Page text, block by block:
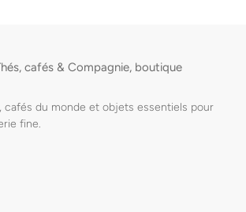
cafés & Compagnie, boutique
cafés du monde et objets essentiels pour
fine.